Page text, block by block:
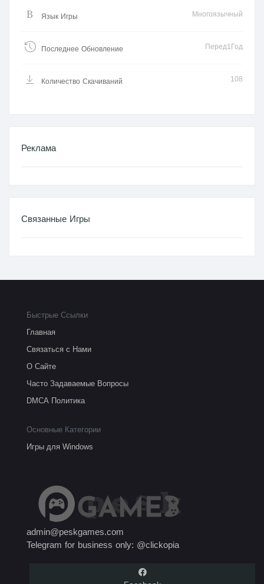
Язык Игры Многоязычный
Последнее Обновление Перед1Год
Количество Скачиваний 108
Реклама
Связанные Игры
Быстрые Ссылки
Главная
Связаться с Нами
О Сайте
Часто Задаваемые Вопросы
DMCA Политика
Основные Категории
Игры для Windows
admin@peskgames.com
Telegram for business only: @clickopia